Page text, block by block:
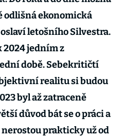
odlišná ekonomická
letošního Silvestra.
2024 jedním z
době. Sebekritičtí
realitu si budou
byl až zatraceně
důvod bát se o práci a
nerostou prakticky už od